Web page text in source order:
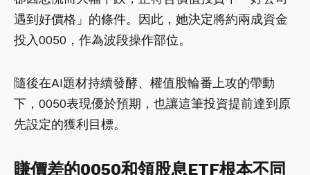
遇到好價格」的條件。因此，她決定將約兩成資金
投入0050，作為波段操作部位。
隨後在AI題材持續發酵、權值股輪番上攻的帶動
下，0050表現優於預期，也讓這筆投資提前達到原
先設定的獲利目標。
賺價差的0050和領股息ETF根本不同